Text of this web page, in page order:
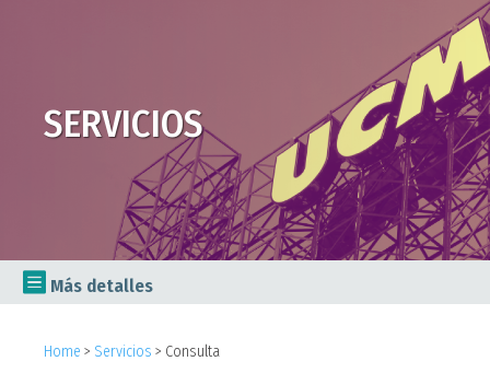
SERVICIOS
 Más detalles
Home > Servicios > Consulta